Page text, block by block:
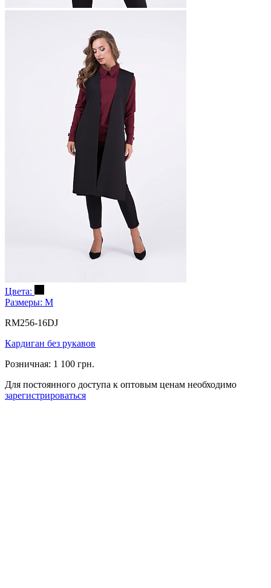
Цвета:
Размеры: M
RM256-16DJ
Кардиган без рукавов
Розничная: 1 100 грн.
Для постоянного доступа к оптовым ценам необходимо
зарегистрироваться